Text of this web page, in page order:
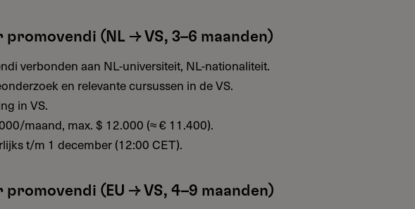
promovendi (NL → VS, 3–6 maanden)
verbonden aan NL-universiteit, NL-nationaliteit.
en relevante cursussen in de VS.
in VS.
maand, max. $ 12.000 (≈ € 11.400).
t/m 1 december (12:00 CET).
promovendi (EU → VS, 4–9 maanden)